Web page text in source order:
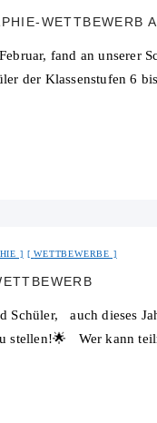
WETTBEWERB
fand an unserer
der Klassenstufen 6
WETTBEWERBE
Schüler, auch dieses
stellen!🌟 Wer kann